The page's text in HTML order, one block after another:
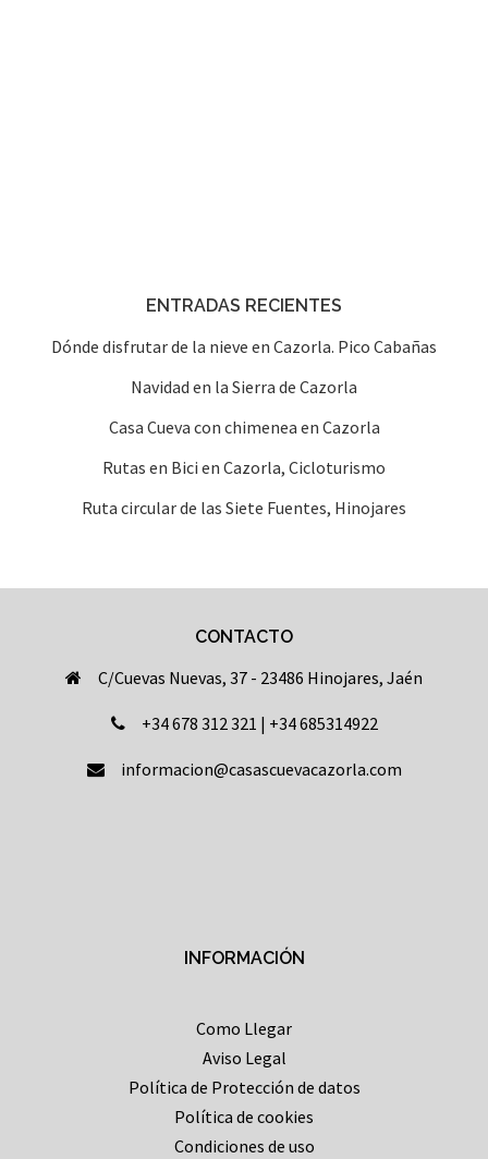
ENTRADAS RECIENTES
Dónde disfrutar de la nieve en Cazorla. Pico Cabañas
Navidad en la Sierra de Cazorla
Casa Cueva con chimenea en Cazorla
Rutas en Bici en Cazorla, Cicloturismo
Ruta circular de las Siete Fuentes, Hinojares
CONTACTO
C/Cuevas Nuevas, 37 - 23486 Hinojares, Jaén
+34 678 312 321 | +34 685314922
informacion@casascuevacazorla.com
INFORMACIÓN
Como Llegar
Aviso Legal
Política de Protección de datos
Política de cookies
Condiciones de uso